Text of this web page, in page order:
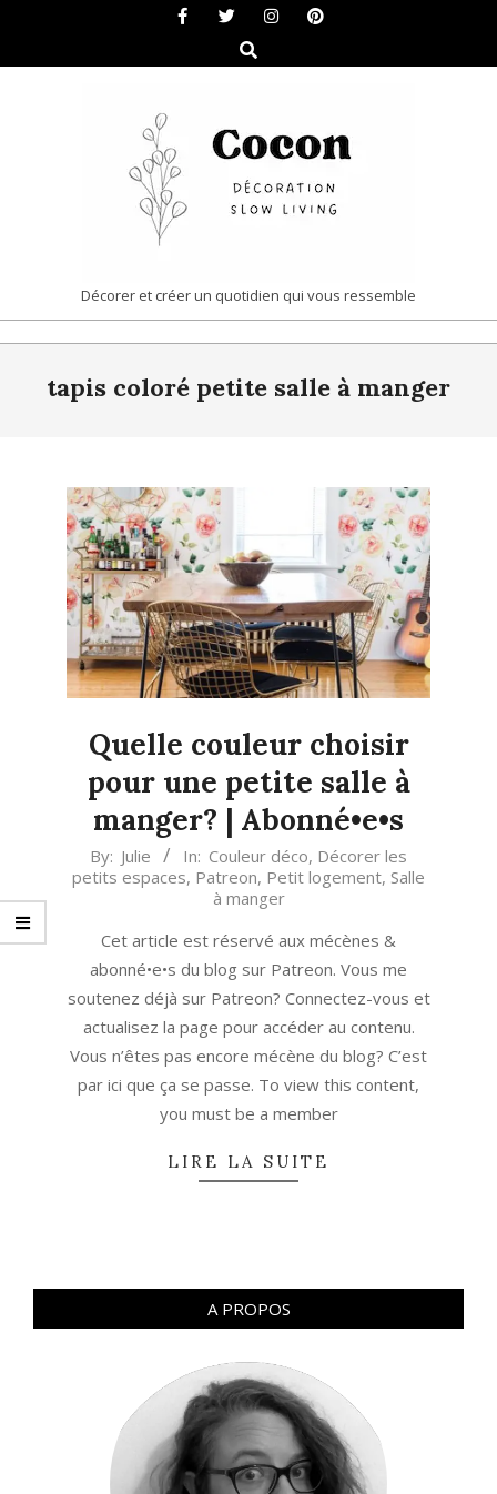
content
Search
COCON
|
DÉCORATION
LIVING
Décorer et créer un quotidien qui vous ressemble
Navigationtapis coloré petite salle à manger
Quelle couleur choisir
pour une petite salle à
manger? | Abonné•e•s
2021-
09-
By: Julie In: Couleur déco, Décorer les
petits espaces, Patreon, Petit logement, Salle
à manger
Cet article est réservé aux mécènes &
abonné•e•s du blog sur Patreon. Vous me
soutenez déjà sur Patreon? Connectez-vous et
actualisez la page pour accéder au contenu.
Vous n’êtes pas encore mécène du blog? C’est
par ici que ça se passe. To view this content,
you must be a member
LIRE LA SUITE
A PROPOS